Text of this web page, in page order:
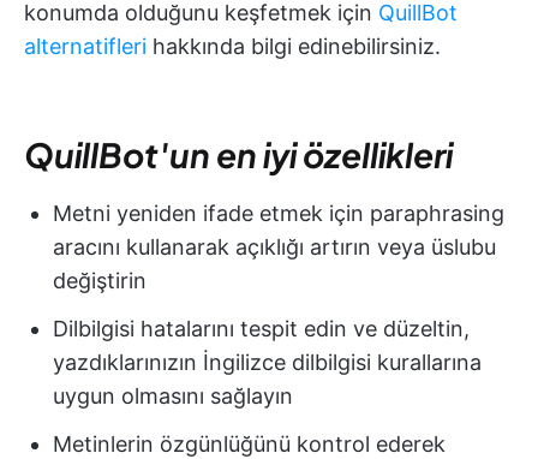
konumda olduğunu keşfetmek için QuillBot
alternatifleri hakkında bilgi edinebilirsiniz.
QuillBot'un en iyi özellikleri
Metni yeniden ifade etmek için paraphrasing
aracını kullanarak açıklığı artırın veya üslubu
değiştirin
Dilbilgisi hatalarını tespit edin ve düzeltin,
yazdıklarınızın İngilizce dilbilgisi kurallarına
uygun olmasını sağlayın
Metinlerin özgünlüğünü kontrol ederek